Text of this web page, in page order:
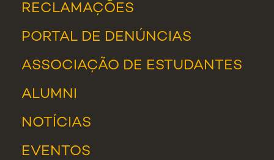
RECLAMAÇÕES
PORTAL DE DENÚNCIAS
ASSOCIAÇÃO DE ESTUDANTES
ALUMNI
NOTÍCIAS
EVENTOS